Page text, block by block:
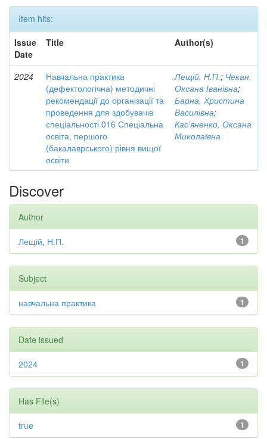
Item hits:
Issue
Date
Title Author(s)
2024
Навчальна практика
(дефектологічна) методичні
рекомендації до організації та
проведення для здобувачів
спеціальності 016 Спеціальна
освіта, першого
(бакалаврського) рівня вищої
освіти
Лещій, Н.П.; Чекан,
Оксана Іванівна;
Барна, Христина
Василівна;
Кас'яненко, Оксана
Миколаївна
Discover
Author
1
Лещій, Н.П.
Subject
1
навчальна практика
Date issued
1
2024
Has File(s)
1
true